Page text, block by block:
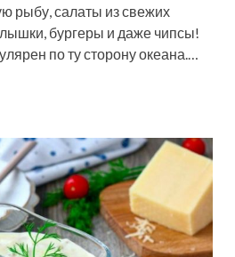
рыбу, салаты из свежих
бургеры и даже чипсы!
по ту сторону океана.…